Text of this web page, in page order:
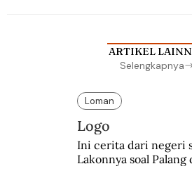
ARTIKEL
Selengkapnya
Loman
Logo
Ini cerita dari negeri
Lakonnya soal Palang